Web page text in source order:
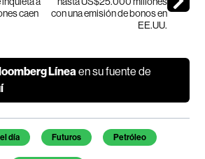
caen
con una emisión de bonos en
EE.UU.
Línea en su fuente de
día Futuros Petróleo